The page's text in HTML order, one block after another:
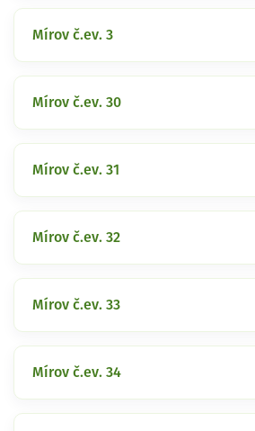
Mírov č.ev. 3
Mírov č.ev. 30
Mírov č.ev. 31
Mírov č.ev. 32
Mírov č.ev. 33
Mírov č.ev. 34